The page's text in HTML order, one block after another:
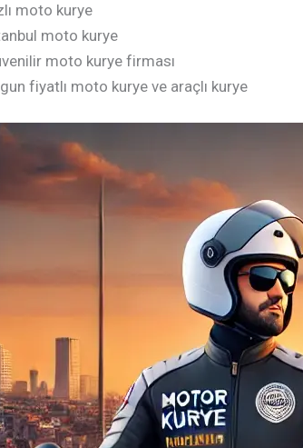
moto kurye
moto kurye
moto kurye firması
fiyatlı moto kurye ve araçlı kurye